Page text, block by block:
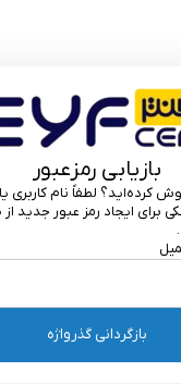
بازیابی رمزعبور
کرده‌اید؟ لطفاً نام کاربری
برای ایجاد رمز عبور جدید
بازگردانی گذرواژه